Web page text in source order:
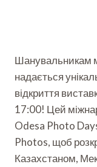
Шанувальникам
надається
відкриття
17:00! Цей
Odesa Photo
Photos, щоб
Казахстаном,